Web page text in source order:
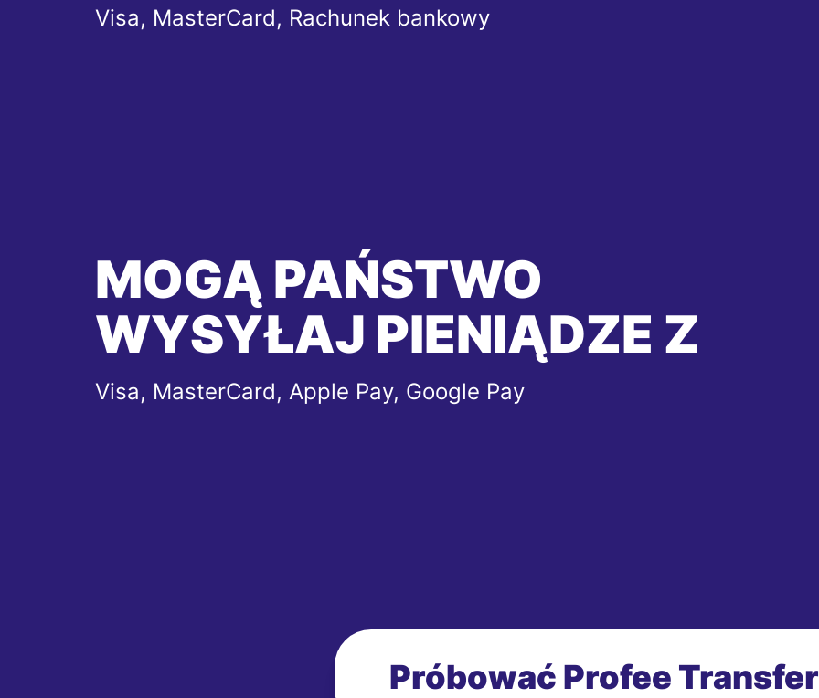
Visa, MasterCard, Rachunek bankowy
MOGĄ PAŃSTWO
WYSYŁAJ PIENIĄDZE Z
Visa, MasterCard, Apple Pay, Google Pay
Próbować Profee